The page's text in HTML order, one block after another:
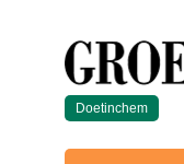
Doetinchem